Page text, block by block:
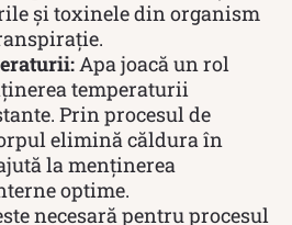
și toxinele din organism
Apa joacă un rol
temperaturii
Prin procesul de
elimină căldura în
la menținerea
optime.
necesară pentru procesul